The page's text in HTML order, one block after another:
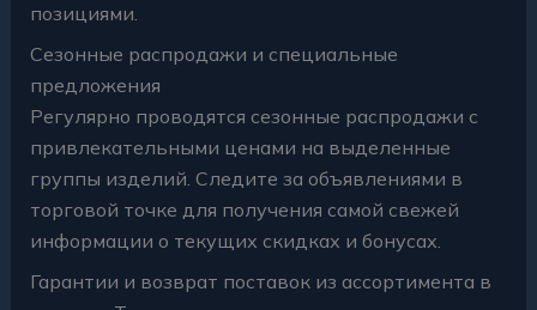
позициями.
Сезонные распродажи и специальные
предложения
Регулярно проводятся сезонные распродажи с
привлекательными ценами на выделенные
группы изделий. Следите за объявлениями в
торговой точке для получения самой свежей
информации о текущих скидках и бонусах.
Гарантии и возврат поставок из ассортимента в